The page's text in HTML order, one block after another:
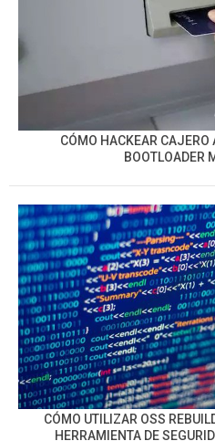
CÓMO HACKEAR CAJERO
BOOTLOADER
CÓMO UTILIZAR OSS
HERRAMIENTA DE